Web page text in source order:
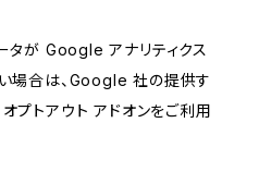
タが Google アナリティクス
場合は、Google 社の提供す
プトアウト アドオンをご利用